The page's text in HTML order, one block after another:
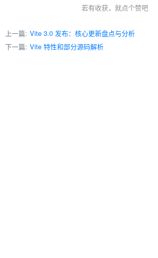
若有收获，就点个赞吧
上一篇: Vite 3.0 发布：核心更新盘点与分析
下一篇: Vite 特性和部分源码解析